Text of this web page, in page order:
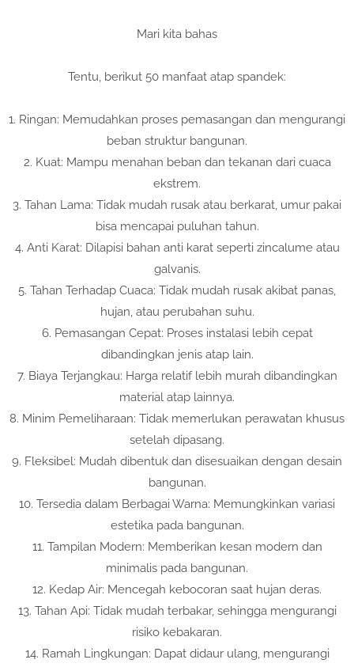
Mari kita bahas
Tentu, berikut 50 manfaat atap spandek:
1. Ringan: Memudahkan proses pemasangan dan mengurangi
beban struktur bangunan.
2. Kuat: Mampu menahan beban dan tekanan dari cuaca
ekstrem.
3. Tahan Lama: Tidak mudah rusak atau berkarat, umur pakai
bisa mencapai puluhan tahun.
4. Anti Karat: Dilapisi bahan anti karat seperti zincalume atau
galvanis.
5. Tahan Terhadap Cuaca: Tidak mudah rusak akibat panas,
hujan, atau perubahan suhu.
6. Pemasangan Cepat: Proses instalasi lebih cepat
dibandingkan jenis atap lain.
7. Biaya Terjangkau: Harga relatif lebih murah dibandingkan
material atap lainnya.
8. Minim Pemeliharaan: Tidak memerlukan perawatan khusus
setelah dipasang.
9. Fleksibel: Mudah dibentuk dan disesuaikan dengan desain
bangunan.
10. Tersedia dalam Berbagai Warna: Memungkinkan variasi
estetika pada bangunan.
11. Tampilan Modern: Memberikan kesan modern dan
minimalis pada bangunan.
12. Kedap Air: Mencegah kebocoran saat hujan deras.
13. Tahan Api: Tidak mudah terbakar, sehingga mengurangi
risiko kebakaran.
14. Ramah Lingkungan: Dapat didaur ulang, mengurangi